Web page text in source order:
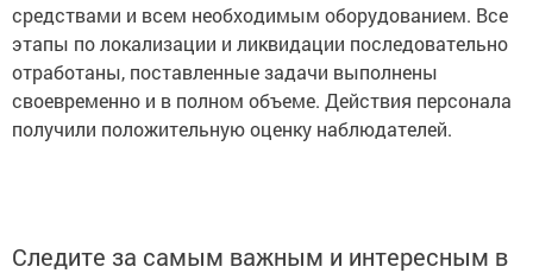
средствами и всем необходимым оборудованием. Все
этапы по локализации и ликвидации последовательно
отработаны, поставленные задачи выполнены
своевременно и в полном объеме. Действия персонала
получили положительную оценку наблюдателей.
Следите за самым важным и интересным в